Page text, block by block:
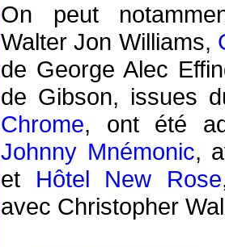
On peut
Walter Jon Williams,
de George Alec
de Gibson, issues
Chrome, ont été
Johnny Mnémonic,
et Hôtel New Rose
avec Christopher